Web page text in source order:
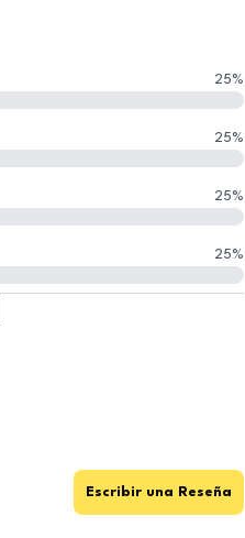
25%
25%
25%
25%
Escribir una Reseña